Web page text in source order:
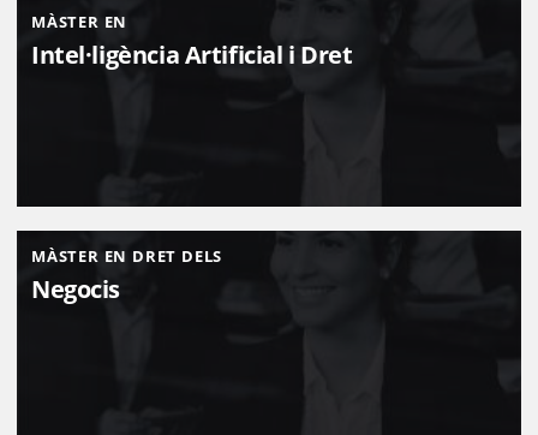
MÀSTER EN
Intel·ligència Artificial i Dret
MÀSTER EN DRET DELS
Negocis